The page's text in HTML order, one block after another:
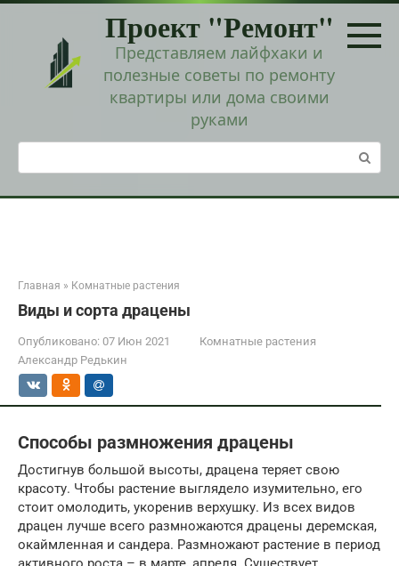
Перейти
Проект "Ремонт"
Представляем лайфхаки и
полезные советы по ремонту
квартиры или дома своими
руками
Поиск:
Главная » Комнатные растения
Виды и сорта драцены
Опубликовано: 07 Июн 2021
Комнатные растения
Александр Редькин
Способы размножения драцены
Достигнув большой высоты, драцена теряет свою
красоту. Чтобы растение выглядело изумительно, его
стоит омолодить, укоренив верхушку. Из всех видов
драцен лучше всего размножаются драцены деремская,
окаймленная и сандера. Размножают растение в период